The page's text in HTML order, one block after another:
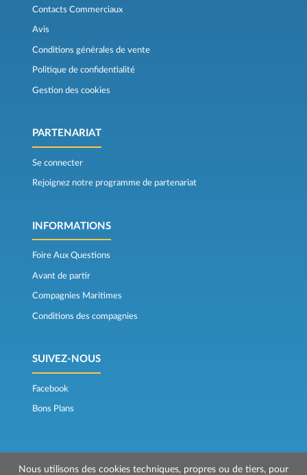
Contacts Commerciaux
Avis
Conditions générales de vente
Politique de confidentialité
Gestion des cookies
PARTENARIAT
Se connecter
Rejoignez notre programme de partenariat
INFORMATIONS
Foire Aux Questions
Avant de partir
Compagnies Maritimes
Conditions des compagnies
SUIVEZ-NOUS
Facebook
Bons Plans
Nous utilisons des cookies techniques, propres ou de tiers, pour